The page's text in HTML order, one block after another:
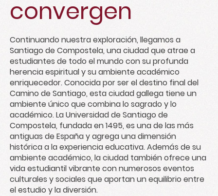
convergen
Continuando nuestra exploración, llegamos a
Santiago de Compostela, una ciudad que atrae a
estudiantes de todo el mundo con su profunda
herencia espiritual y su ambiente académico
enriquecedor. Conocida por ser el destino final del
Camino de Santiago, esta ciudad gallega tiene un
ambiente único que combina lo sagrado y lo
académico. La Universidad de Santiago de
Compostela, fundada en 1495, es una de las más
antiguas de España y agrega una dimensión
histórica a la experiencia educativa. Además de su
ambiente académico, la ciudad también ofrece una
vida estudiantil vibrante con numerosos eventos
culturales y sociales que aportan un equilibrio entre
el estudio y la diversión.